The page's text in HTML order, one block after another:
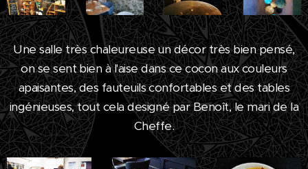
Une salle très chaleureuse un décor très bien pensé,
on se sent bien à l'aise dans ce cocon aux couleurs
apaisantes, des fauteuils confortables et des tables
ingénieuses, tout cela designé par Benoît, le mari de la
Cheffe.